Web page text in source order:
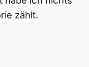
zählt.